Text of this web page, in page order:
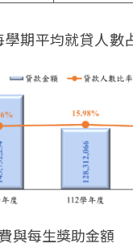
期平均就貸人數
與每生獎助金額